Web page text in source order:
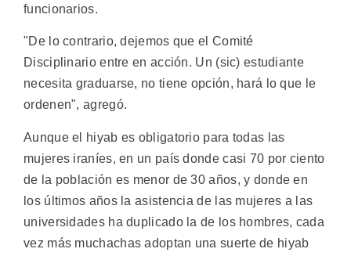
funcionarios.
"De lo contrario, dejemos que el Comité
Disciplinario entre en acción. Un (sic) estudiante
necesita graduarse, no tiene opción, hará lo que le
ordenen", agregó.
Aunque el hiyab es obligatorio para todas las
mujeres iraníes, en un país donde casi 70 por ciento
de la población es menor de 30 años, y donde en
los últimos años la asistencia de las mujeres a las
universidades ha duplicado la de los hombres, cada
vez más muchachas adoptan una suerte de hiyab